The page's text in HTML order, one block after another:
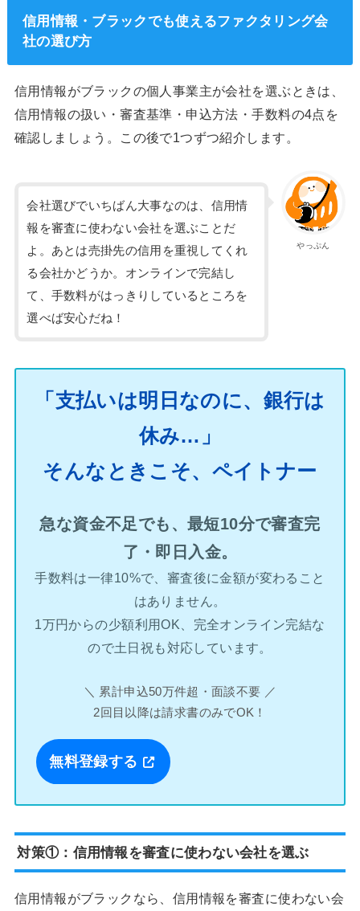
信用情報・ブラックでも使えるファクタリング会
社の選び方
信用情報がブラックの個人事業主が会社を選ぶときは、
信用情報の扱い・審査基準・申込方法・手数料の4点を
確認しましょう。この後で1つずつ紹介します。
やっぷん
会社選びでいちばん大事なのは、信用情
報を審査に使わない会社を選ぶことだ
よ。あとは売掛先の信用を重視してくれ
る会社かどうか。オンラインで完結し
て、手数料がはっきりしているところを
選べば安心だね！
「支払いは明日なのに、銀行は
休み…」
そんなときこそ、ペイトナー
急な資金不足でも、最短10分で審査完
了・即日入金。
手数料は一律10%で、審査後に金額が変わること
はありません。
1万円からの少額利用OK、完全オンライン完結な
ので土日祝も対応しています。
＼ 累計申込50万件超・面談不要 ／
2回目以降は請求書のみでOK！
無料登録する
対策①：信用情報を審査に使わない会社を選ぶ
信用情報がブラックなら、信用情報を審査に使わない会